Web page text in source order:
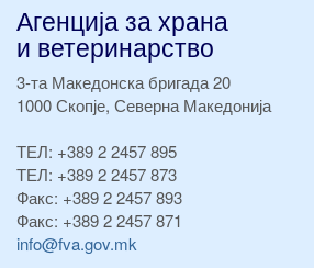
Агенција за храна
и ветеринарство
3-та Македонска бригада 20
1000 Скопје, Северна Македонија
ТЕЛ: +389 2 2457 895
ТЕЛ: +389 2 2457 873
Факс: +389 2 2457 893
Факс: +389 2 2457 871
info@fva.gov.mk